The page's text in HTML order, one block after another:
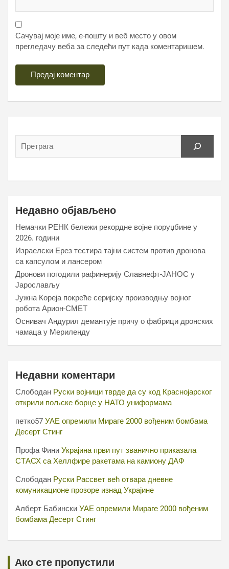
Сачувај моје име, е-пошту и веб место у овом
прегледачу веба за следећи пут када коментаришем.
Недавно објављено
Немачки РЕНК бележи рекордне војне поруџбине у
2026. години
Израелски Ерез тестира тајни систем против дронова
са капсулом и лансером
Дронови погодили рафинерију Славнефт-ЈАНОС у
Јарослављу
Јужна Кореја покреће серијску производњу војног
робота Арион-СМЕТ
Оснивач Андурил демантује причу о фабрици дронских
чамаца у Мериленду
Недавни коментари
Слободан Руски војници тврде да су код Краснојарског
открили пољске борце у НАТО униформама
петко57 УАЕ опремили Мираге 2000 вођеним бомбама
Десерт Стинг
Профа Фини Украјина први пут званично приказала
СТАСХ са Хеллфире ракетама на камиону ДАФ
Слободан Руски Рассвет већ отвара дневне
комуникационе прозоре изнад Украјине
Алберт Бабински УАЕ опремили Мираге 2000 вођеним
бомбама Десерт Стинг
Ако сте пропустили